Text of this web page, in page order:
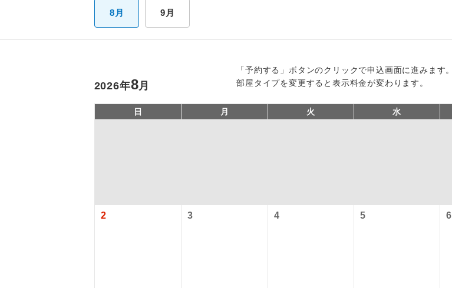
8月 9月
「予約する」ボタンのクリックで申込画面に進みます。
部屋タイプを変更すると表示料金が変わります。
2026年8月
日 月 火 水
2 3 4 5 6